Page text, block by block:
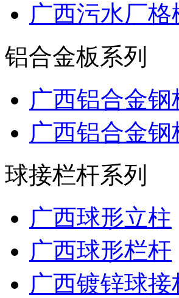
广西污水厂格
铝合金板系列
广西铝合金钢
广西铝合金钢
球接栏杆系列
广西球形立柱
广西球形栏杆
广西镀锌球接